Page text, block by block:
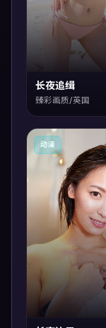
长夜追缉
臻彩画质/英国
动漫